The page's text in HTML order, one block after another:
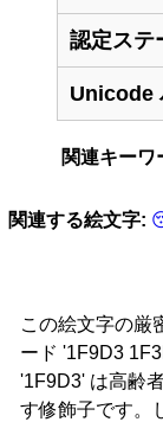
認定ステ
Unicode
関連キーワ
関連する絵文字:
この絵文字の厳
ード '1F9D3
'1F9D3' は高齢
す修飾子です。